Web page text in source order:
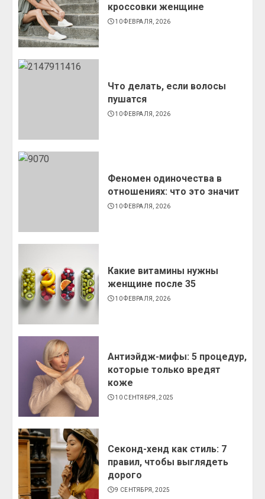
кроссовки женщине
10 ФЕВРАЛЯ, 2026
Что делать, если волосы
пушатся
10 ФЕВРАЛЯ, 2026
Феномен одиночества в
отношениях: что это значит
10 ФЕВРАЛЯ, 2026
Какие витамины нужны
женщине после 35
10 ФЕВРАЛЯ, 2026
Антиэйдж-мифы: 5 процедур,
которые только вредят
коже
10 СЕНТЯБРЯ, 2025
Секонд-хенд как стиль: 7
правил, чтобы выглядеть
дорого
9 СЕНТЯБРЯ, 2025